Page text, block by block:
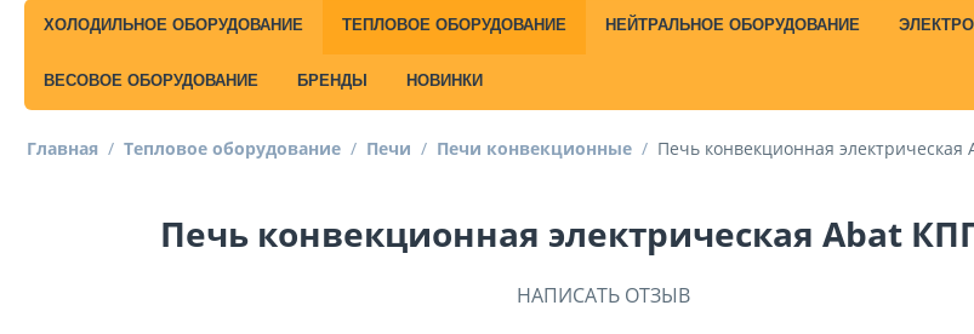
ХОЛОДИЛЬНОЕ ОБОРУДОВАНИЕ ТЕПЛОВОЕ ОБОРУДОВАНИЕ НЕЙТРАЛЬНОЕ ОБОРУДОВАНИЕ
ВЕСОВОЕ ОБОРУДОВАНИЕ БРЕНДЫ НОВИНКИ
Главная / Тепловое оборудование / Печи / Печи конвекционные / Печь конвекционная
Печь конвекционная электрическая Abat
НАПИСАТЬ ОТЗЫВ